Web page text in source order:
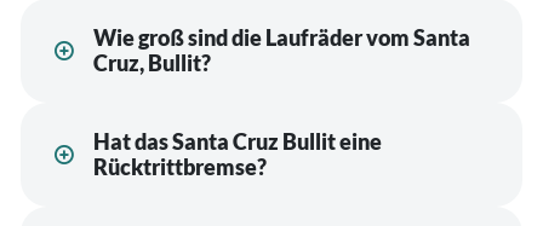
Wie groß sind die Laufräder vom Santa
Cruz, Bullit?
Hat das Santa Cruz Bullit eine
Rücktrittbremse?